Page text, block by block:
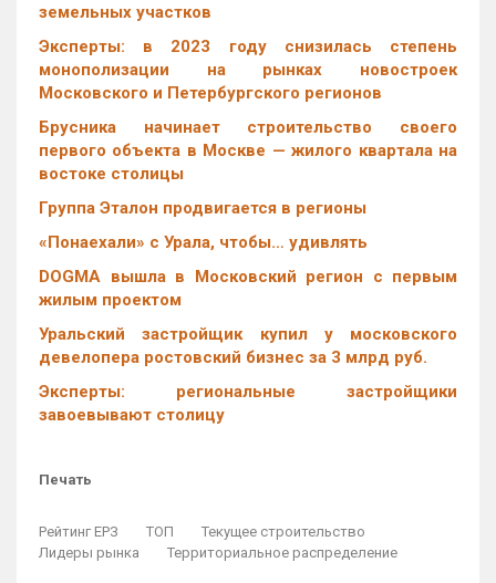
земельных участков
Эксперты: в 2023 году снизилась степень
монополизации на рынках новостроек
Московского и Петербургского регионов
Брусника начинает строительство своего
первого объекта в Москве — жилого квартала на
востоке столицы
Группа Эталон продвигается в регионы
«Понаехали» с Урала, чтобы… удивлять
DOGMA вышла в Московский регион с первым
жилым проектом
Уральский застройщик купил у московского
девелопера ростовский бизнес за 3 млрд руб.
Эксперты: региональные застройщики
завоевывают столицу
Печать
Рейтинг ЕРЗ ТОП
Текущее строительство
Лидеры рынка
Территориальное распределение